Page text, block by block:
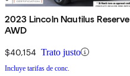
2023 Lincoln Nautilus Reserve
AWD
$40,154 Trato justo
Incluye tarifas de conc.